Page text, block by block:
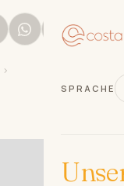
SPRACHE
›